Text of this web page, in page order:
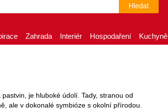
Hledat
Zahrada Interiér Hospodaření Kuchyně
je hluboké údolí. Tady, stranou od
ale v dokonalé symbióze s okolní přírodou.